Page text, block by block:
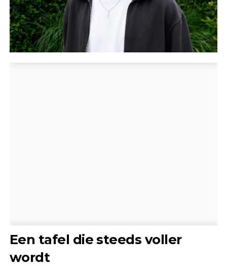
Een tafel die steeds voller
wordt